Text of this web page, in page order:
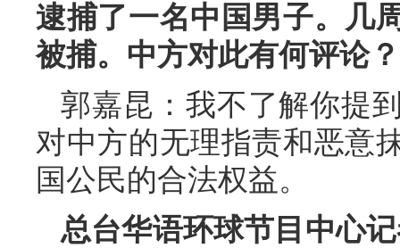
逮捕了一名中国男子。几
被捕。中方对此有何评论？
郭嘉昆：我不了解你提
对中方的无理指责和恶意
国公民的合法权益。
总台华语环球节目中心